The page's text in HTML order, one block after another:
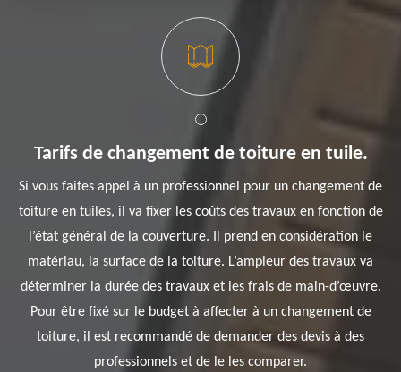
Tarifs de changement de toiture en tuile.
Si vous faites appel à un professionnel pour un changement de
toiture en tuiles, il va fixer les coûts des travaux en fonction de
l’état général de la couverture. Il prend en considération le
matériau, la surface de la toiture. L’ampleur des travaux va
déterminer la durée des travaux et les frais de main-d’œuvre.
Pour être fixé sur le budget à affecter à un changement de
toiture, il est recommandé de demander des devis à des
professionnels et de le les comparer.